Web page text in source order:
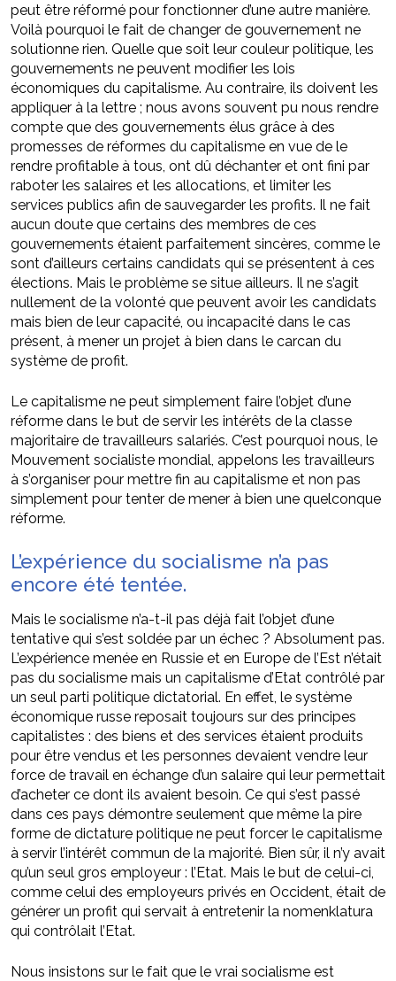
peut être réformé pour fonctionner d’une autre manière.
Voilà pourquoi le fait de changer de gouvernement ne
solutionne rien. Quelle que soit leur couleur politique, les
gouvernements ne peuvent modifier les lois
économiques du capitalisme. Au contraire, ils doivent les
appliquer à la lettre ; nous avons souvent pu nous rendre
compte que des gouvernements élus grâce à des
promesses de réformes du capitalisme en vue de le
rendre profitable à tous, ont dû déchanter et ont fini par
raboter les salaires et les allocations, et limiter les
services publics afin de sauvegarder les profits. Il ne fait
aucun doute que certains des membres de ces
gouvernements étaient parfaitement sincères, comme le
sont d’ailleurs certains candidats qui se présentent à ces
élections. Mais le problème se situe ailleurs. Il ne s’agit
nullement de la volonté que peuvent avoir les candidats
mais bien de leur capacité, ou incapacité dans le cas
présent, à mener un projet à bien dans le carcan du
système de profit.
Le capitalisme ne peut simplement faire l’objet d’une
réforme dans le but de servir les intérêts de la classe
majoritaire de travailleurs salariés. C’est pourquoi nous, le
Mouvement socialiste mondial, appelons les travailleurs
à s’organiser pour mettre fin au capitalisme et non pas
simplement pour tenter de mener à bien une quelconque
réforme.
L’expérience du socialisme n’a pas
encore été tentée.
Mais le socialisme n’a-t-il pas déjà fait l’objet d’une
tentative qui s’est soldée par un échec ? Absolument pas.
L’expérience menée en Russie et en Europe de l’Est n’était
pas du socialisme mais un capitalisme d’Etat contrôlé par
un seul parti politique dictatorial. En effet, le système
économique russe reposait toujours sur des principes
capitalistes : des biens et des services étaient produits
pour être vendus et les personnes devaient vendre leur
force de travail en échange d’un salaire qui leur permettait
d’acheter ce dont ils avaient besoin. Ce qui s’est passé
dans ces pays démontre seulement que même la pire
forme de dictature politique ne peut forcer le capitalisme
à servir l’intérêt commun de la majorité. Bien sûr, il n’y avait
qu’un seul gros employeur : l’Etat. Mais le but de celui-ci,
comme celui des employeurs privés en Occident, était de
générer un profit qui servait à entretenir la nomenklatura
qui contrôlait l’Etat.
Nous insistons sur le fait que le vrai socialisme est